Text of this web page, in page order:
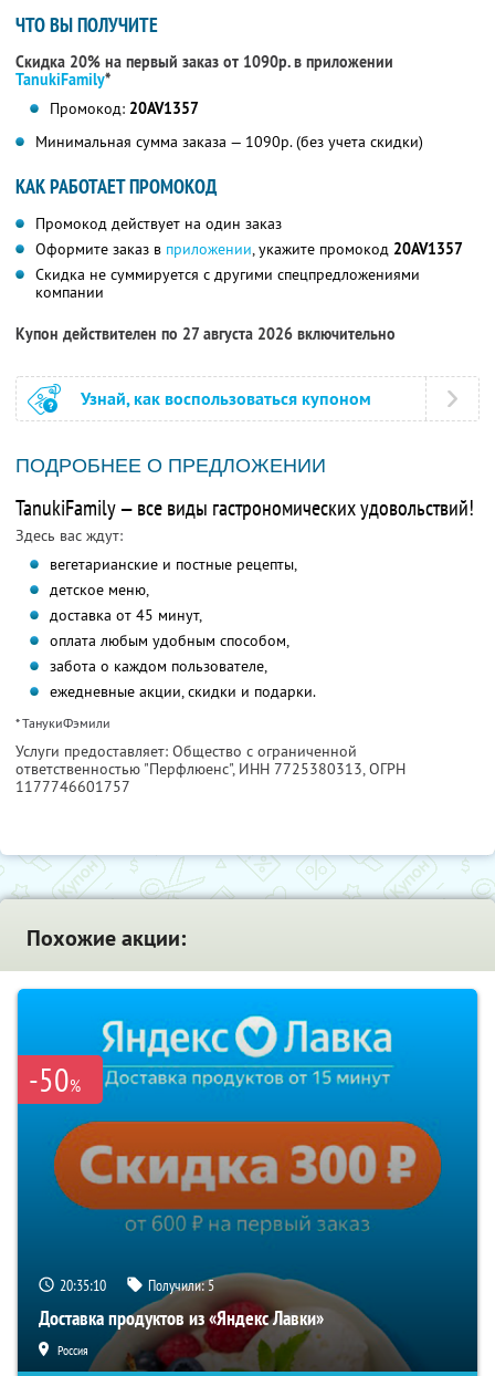
ЧТО ВЫ ПОЛУЧИТЕ
Скидка 20% на первый заказ от 1090р. в приложении
TanukiFamily*
Промокод: 20AV1357
Минимальная сумма заказа — 1090р. (без учета скидки)
КАК РАБОТАЕТ ПРОМОКОД
Промокод действует на один заказ
Оформите заказ в приложении, укажите промокод 20AV1357
Скидка не суммируется с другими спецпредложениями
компании
Купон действителен по 27 августа 2026 включительно
Узнай, как воспользоваться купоном
ПОДРОБНЕЕ О ПРЕДЛОЖЕНИИ
TanukiFamily — все виды гастрономических удовольствий!
Здесь вас ждут:
вегетарианские и постные рецепты,
детское меню,
доставка от 45 минут,
оплата любым удобным способом,
забота о каждом пользователе,
ежедневные акции, скидки и подарки.
* ТанукиФэмили
Услуги предоставляет: Общество с ограниченной
ответственностью "Перфлюенс", ИНН 7725380313, ОГРН
1177746601757
Похожие акции:
-50%
20:35:09 Получили:5
Доставка продуктов из «Яндекс Лавки»
Россия